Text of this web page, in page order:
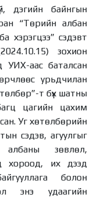
дэгийн байнгын
“Төрийн албан
хэрэгцээ” сэдэвт
зохион
УИХ-аас баталсан
урьдчилан
т бүх шатны
цагийн цахим
Уг хөтөлбөрийн
сэдэв, агуулгыг
зөвлөл,
хороод, их дээд
болон
энэ удаагийн